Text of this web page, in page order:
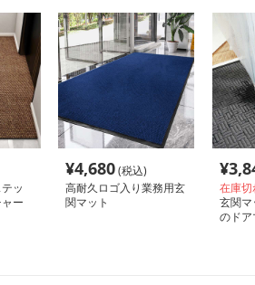
ッ
ー
¥4,680(税込)
高耐久ロゴ入り業務用玄
関マット
¥
在庫切
玄関マ
のドア